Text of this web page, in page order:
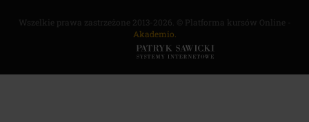
Wszelkie prawa zastrzeżone 2013-2026. © Platforma kursów Online -
Akademio.